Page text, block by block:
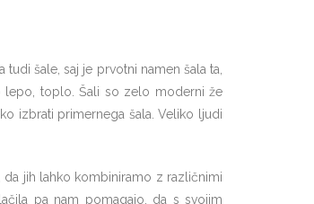
šale, saj je prvotni namen šala ta,
lepo, toplo. Šali so zelo moderni že
izbrati primernega šala. Veliko ljudi
jih lahko kombiniramo z različnimi
pa nam pomagajo, da s svojim